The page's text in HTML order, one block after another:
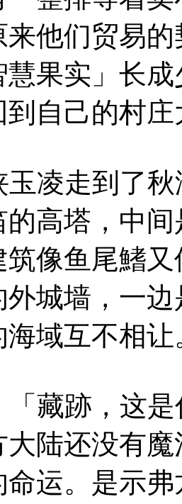
他们贸易
慧果实」长
到自己的村
凌走到了秋
的高塔，中
筑像鱼尾鰭
外城墙，一
海域互不相让
藏跡，这是
大陆还没有
运。是示